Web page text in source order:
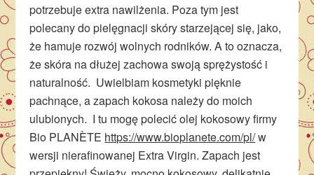
potrzebuje extra nawilżenia. Poza tym jest
polecany do pielęgnacji skóry starzejącej się, jako,
że hamuje rozwój wolnych rodników. A to oznacza,
że skóra na dłużej zachowa swoją sprężystość i
naturalność. Uwielbiam kosmetyki pięknie
pachnące, a zapach kokosa należy do moich
ulubionych. I tu mogę polecić olej kokosowy firmy
Bio PLANÈTE https://www.bioplanete.com/pl/w
wersji nierafinowanej Extra Virgin. Zapach jest